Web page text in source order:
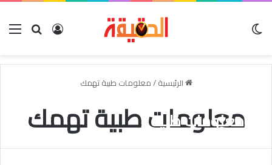
بحث عنتسجيل
الرئيسية/معلومات طبية تهمك
معلومات طبية تهمك
معلومات طبية